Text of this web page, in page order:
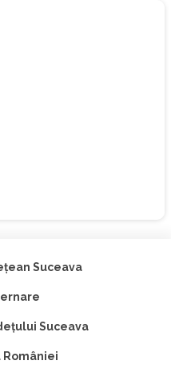
Suceava
Suceava
României